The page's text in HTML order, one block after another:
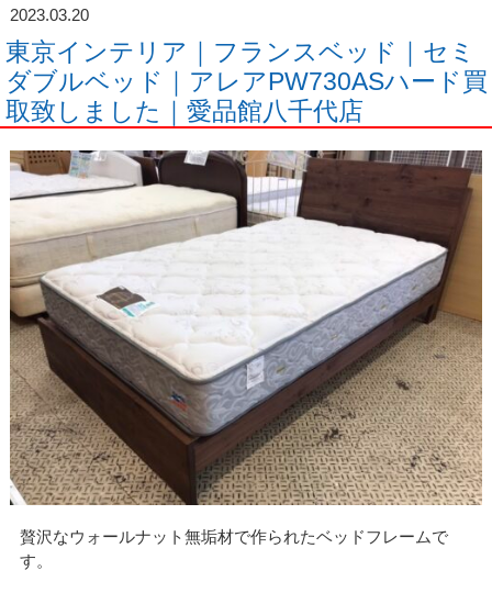
2023.03.20
東京インテリア｜フランスベッド｜セミ
ダブルベッド｜アレアPW730ASハード買
取致しました｜愛品館八千代店
贅沢なウォールナット無垢材で作られたベッドフレームで
す。